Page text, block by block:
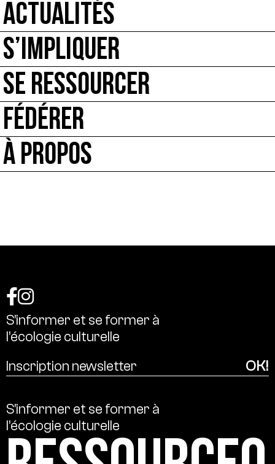
ACTUALITÉS
S’IMPLIQUER
SE RESSOURCER
FÉDÉRER
À PROPOS
S’informer et se former à
l’écologie culturelle
S’informer et se former à
l’écologie culturelle